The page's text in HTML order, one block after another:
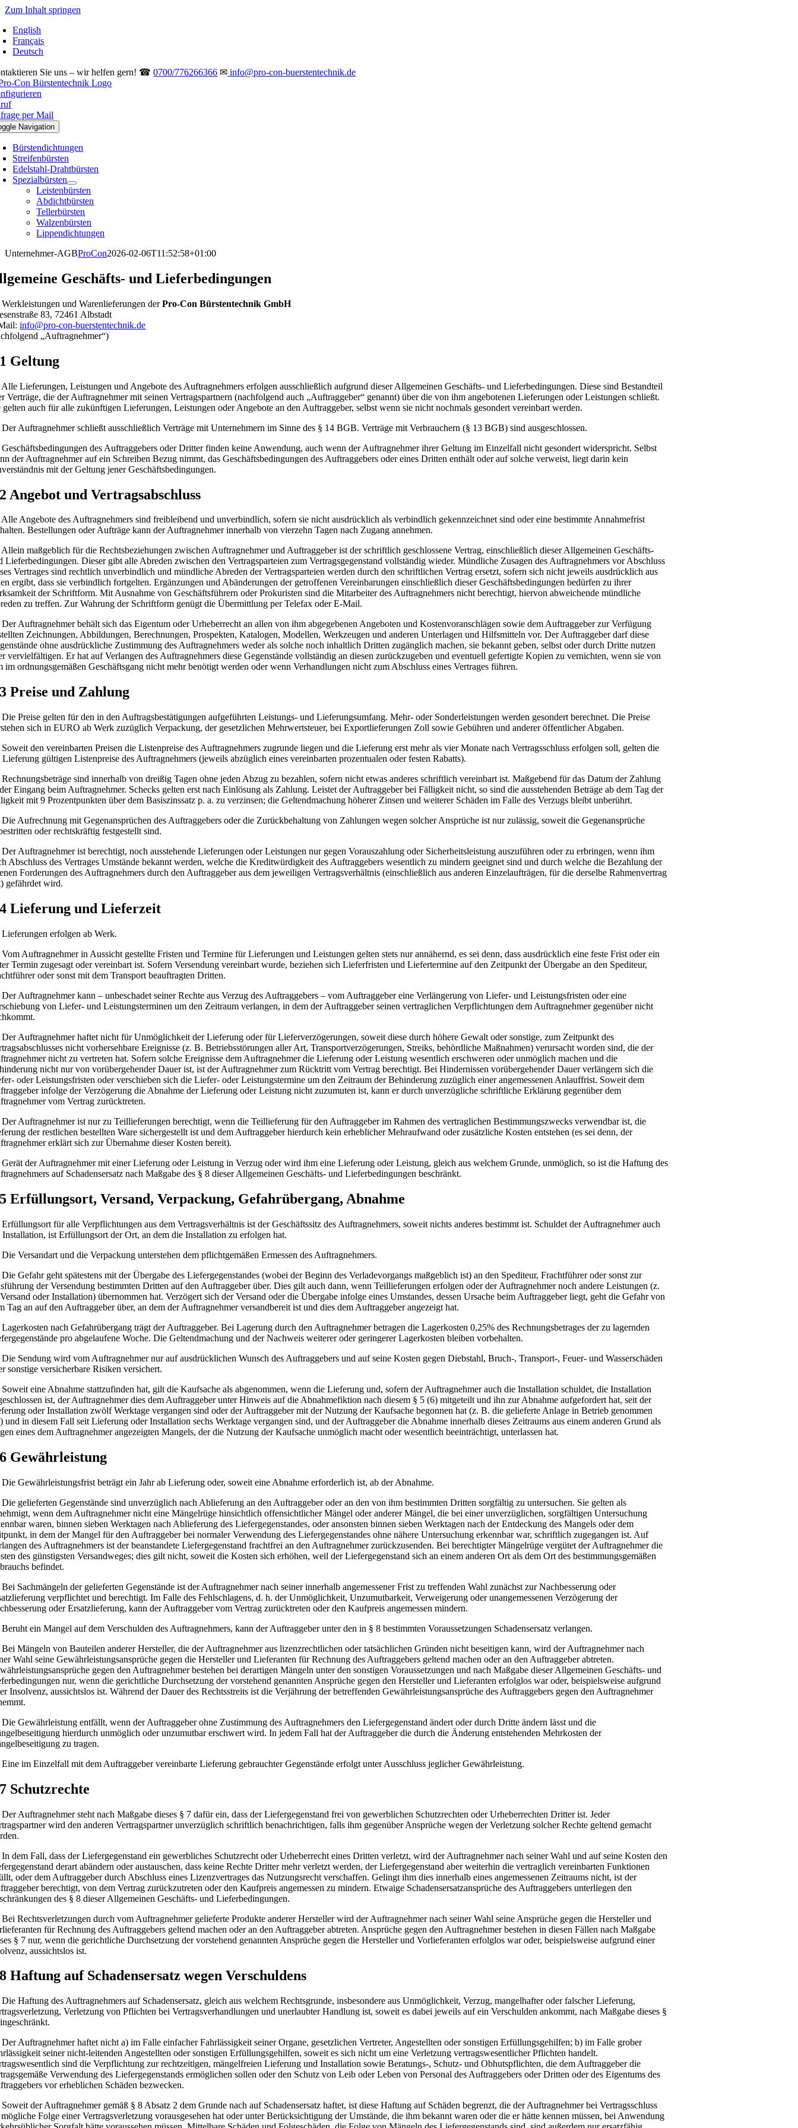
Zum Inhalt springen
English
Français
Deutsch
Sie uns – wir helfen gern! ☎0700/776266366 ✉ info@pro-con-buerstentechnik.de
per Mail
Navigation
Bürstendichtungen
Streifenbürsten
Edelstahl-Drahtbürsten
Spezialbürsten
Leistenbürsten
Abdichtbürsten
Tellerbürsten
Walzenbürsten
Lippendichtungen
Unternehmer-AGBProCon2026-02-06T11:52:58+01:00
Geschäfts- und Lieferbedingungen
und Warenlieferungen derPro-Con Bürstentechnik GmbH
83, 72461 Albstadt
info@pro-con-buerstentechnik.de
„Auftragnehmer“)
Geltung
Alle Lieferungen, Leistungen und Angebote des Auftragnehmers erfolgen ausschließlich aufgrund dieser Allgemeinen Geschäfts- und Lieferbedingungen. Diese sind Bestandteil
Verträge, die der Auftragnehmer mit seinen Vertragspartnern (nachfolgend auch „Auftraggeber“ genannt) über die von ihm angebotenen Lieferungen oder Leistungen schließt.
gelten auch für alle zukünftigen Lieferungen, Leistungen oder Angebote an den Auftraggeber, selbst wenn sie nicht nochmals gesondert vereinbart werden.
Der Auftragnehmer schließt ausschließlich Verträge mit Unternehmern im Sinne des § 14 BGB. Verträge mit Verbrauchern (§ 13 BGB) sind ausgeschlossen.
Geschäftsbedingungen des Auftraggebers oder Dritter finden keine Anwendung, auch wenn der Auftragnehmer ihrer Geltung im Einzelfall nicht gesondert widerspricht. Selbst
der Auftragnehmer auf ein Schreiben Bezug nimmt, das Geschäftsbedingungen des Auftraggebers oder eines Dritten enthält oder auf solche verweist, liegt darin kein
mit der Geltung jener Geschäftsbedingungen.
Angebot und Vertragsabschluss
Alle Angebote des Auftragnehmers sind freibleibend und unverbindlich, sofern sie nicht ausdrücklich als verbindlich gekennzeichnet sind oder eine bestimmte Annahmefrist
Bestellungen oder Aufträge kann der Auftragnehmer innerhalb von vierzehn Tagen nach Zugang annehmen.
Allein maßgeblich für die Rechtsbeziehungen zwischen Auftragnehmer und Auftraggeber ist der schriftlich geschlossene Vertrag, einschließlich dieser Allgemeinen Geschäfts-
Lieferbedingungen. Dieser gibt alle Abreden zwischen den Vertragsparteien zum Vertragsgegenstand vollständig wieder. Mündliche Zusagen des Auftragnehmers vor Abschluss
Vertrages sind rechtlich unverbindlich und mündliche Abreden der Vertragsparteien werden durch den schriftlichen Vertrag ersetzt, sofern sich nicht jeweils ausdrücklich aus
ergibt, dass sie verbindlich fortgelten. Ergänzungen und Abänderungen der getroffenen Vereinbarungen einschließlich dieser Geschäftsbedingungen bedürfen zu ihrer
der Schriftform. Mit Ausnahme von Geschäftsführern oder Prokuristen sind die Mitarbeiter des Auftragnehmers nicht berechtigt, hiervon abweichende mündliche
zu treffen. Zur Wahrung der Schriftform genügt die Übermittlung per Telefax oder E-Mail.
Der Auftragnehmer behält sich das Eigentum oder Urheberrecht an allen von ihm abgegebenen Angeboten und Kostenvoranschlägen sowie dem Auftraggeber zur Verfügung
Zeichnungen, Abbildungen, Berechnungen, Prospekten, Katalogen, Modellen, Werkzeugen und anderen Unterlagen und Hilfsmitteln vor. Der Auftraggeber darf diese
ohne ausdrückliche Zustimmung des Auftragnehmers weder als solche noch inhaltlich Dritten zugänglich machen, sie bekannt geben, selbst oder durch Dritte nutzen
vervielfältigen. Er hat auf Verlangen des Auftragnehmers diese Gegenstände vollständig an diesen zurückzugeben und eventuell gefertigte Kopien zu vernichten, wenn sie von
im ordnungsgemäßen Geschäftsgang nicht mehr benötigt werden oder wenn Verhandlungen nicht zum Abschluss eines Vertrages führen.
Preise und Zahlung
Die Preise gelten für den in den Auftragsbestätigungen aufgeführten Leistungs- und Lieferungsumfang. Mehr- oder Sonderleistungen werden gesondert berechnet. Die Preise
sich in EURO ab Werk zuzüglich Verpackung, der gesetzlichen Mehrwertsteuer, bei Exportlieferungen Zoll sowie Gebühren und anderer öffentlicher Abgaben.
Soweit den vereinbarten Preisen die Listenpreise des Auftragnehmers zugrunde liegen und die Lieferung erst mehr als vier Monate nach Vertragsschluss erfolgen soll, gelten die
Lieferung gültigen Listenpreise des Auftragnehmers (jeweils abzüglich eines vereinbarten prozentualen oder festen Rabatts).
Rechnungsbeträge sind innerhalb von dreißig Tagen ohne jeden Abzug zu bezahlen, sofern nicht etwas anderes schriftlich vereinbart ist. Maßgebend für das Datum der Zahlung
Eingang beim Auftragnehmer. Schecks gelten erst nach Einlösung als Zahlung. Leistet der Auftraggeber bei Fälligkeit nicht, so sind die ausstehenden Beträge ab dem Tag der
mit 9 Prozentpunkten über dem Basiszinssatz p. a. zu verzinsen; die Geltendmachung höherer Zinsen und weiterer Schäden im Falle des Verzugs bleibt unberührt.
Die Aufrechnung mit Gegenansprüchen des Auftraggebers oder die Zurückbehaltung von Zahlungen wegen solcher Ansprüche ist nur zulässig, soweit die Gegenansprüche
oder rechtskräftig festgestellt sind.
Der Auftragnehmer ist berechtigt, noch ausstehende Lieferungen oder Leistungen nur gegen Vorauszahlung oder Sicherheitsleistung auszuführen oder zu erbringen, wenn ihm
Abschluss des Vertrages Umstände bekannt werden, welche die Kreditwürdigkeit des Auftraggebers wesentlich zu mindern geeignet sind und durch welche die Bezahlung der
Forderungen des Auftragnehmers durch den Auftraggeber aus dem jeweiligen Vertragsverhältnis (einschließlich aus anderen Einzelaufträgen, für die derselbe Rahmenvertrag
gefährdet wird.
Lieferung und Lieferzeit
Lieferungen erfolgen ab Werk.
Vom Auftragnehmer in Aussicht gestellte Fristen und Termine für Lieferungen und Leistungen gelten stets nur annähernd, es sei denn, dass ausdrücklich eine feste Frist oder ein
Termin zugesagt oder vereinbart ist. Sofern Versendung vereinbart wurde, beziehen sich Lieferfristen und Liefertermine auf den Zeitpunkt der Übergabe an den Spediteur,
oder sonst mit dem Transport beauftragten Dritten.
Der Auftragnehmer kann – unbeschadet seiner Rechte aus Verzug des Auftraggebers – vom Auftraggeber eine Verlängerung von Liefer- und Leistungsfristen oder eine
von Liefer- und Leistungsterminen um den Zeitraum verlangen, in dem der Auftraggeber seinen vertraglichen Verpflichtungen dem Auftragnehmer gegenüber nicht
Der Auftragnehmer haftet nicht für Unmöglichkeit der Lieferung oder für Lieferverzögerungen, soweit diese durch höhere Gewalt oder sonstige, zum Zeitpunkt des
nicht vorhersehbare Ereignisse (z. B. Betriebsstörungen aller Art, Transportverzögerungen, Streiks, behördliche Maßnahmen) verursacht worden sind, die der
nicht zu vertreten hat. Sofern solche Ereignisse dem Auftragnehmer die Lieferung oder Leistung wesentlich erschweren oder unmöglich machen und die
nicht nur von vorübergehender Dauer ist, ist der Auftragnehmer zum Rücktritt vom Vertrag berechtigt. Bei Hindernissen vorübergehender Dauer verlängern sich die
oder Leistungsfristen oder verschieben sich die Liefer- oder Leistungstermine um den Zeitraum der Behinderung zuzüglich einer angemessenen Anlauffrist. Soweit dem
infolge der Verzögerung die Abnahme der Lieferung oder Leistung nicht zuzumuten ist, kann er durch unverzügliche schriftliche Erklärung gegenüber dem
vom Vertrag zurücktreten.
Der Auftragnehmer ist nur zu Teillieferungen berechtigt, wenn die Teillieferung für den Auftraggeber im Rahmen des vertraglichen Bestimmungszwecks verwendbar ist, die
der restlichen bestellten Ware sichergestellt ist und dem Auftraggeber hierdurch kein erheblicher Mehraufwand oder zusätzliche Kosten entstehen (es sei denn, der
erklärt sich zur Übernahme dieser Kosten bereit).
Gerät der Auftragnehmer mit einer Lieferung oder Leistung in Verzug oder wird ihm eine Lieferung oder Leistung, gleich aus welchem Grunde, unmöglich, so ist die Haftung des
auf Schadensersatz nach Maßgabe des § 8 dieser Allgemeinen Geschäfts- und Lieferbedingungen beschränkt.
Erfüllungsort, Versand, Verpackung, Gefahrübergang, Abnahme
Erfüllungsort für alle Verpflichtungen aus dem Vertragsverhältnis ist der Geschäftssitz des Auftragnehmers, soweit nichts anderes bestimmt ist. Schuldet der Auftragnehmer auch
Installation, ist Erfüllungsort der Ort, an dem die Installation zu erfolgen hat.
Die Versandart und die Verpackung unterstehen dem pflichtgemäßen Ermessen des Auftragnehmers.
Die Gefahr geht spätestens mit der Übergabe des Liefergegenstandes (wobei der Beginn des Verladevorgangs maßgeblich ist) an den Spediteur, Frachtführer oder sonst zur
der Versendung bestimmten Dritten auf den Auftraggeber über. Dies gilt auch dann, wenn Teillieferungen erfolgen oder der Auftragnehmer noch andere Leistungen (z.
oder Installation) übernommen hat. Verzögert sich der Versand oder die Übergabe infolge eines Umstandes, dessen Ursache beim Auftraggeber liegt, geht die Gefahr von
Tag an auf den Auftraggeber über, an dem der Auftragnehmer versandbereit ist und dies dem Auftraggeber angezeigt hat.
Lagerkosten nach Gefahrübergang trägt der Auftraggeber. Bei Lagerung durch den Auftragnehmer betragen die Lagerkosten 0,25% des Rechnungsbetrages der zu lagernden
pro abgelaufene Woche. Die Geltendmachung und der Nachweis weiterer oder geringerer Lagerkosten bleiben vorbehalten.
Die Sendung wird vom Auftragnehmer nur auf ausdrücklichen Wunsch des Auftraggebers und auf seine Kosten gegen Diebstahl, Bruch-, Transport-, Feuer- und Wasserschäden
sonstige versicherbare Risiken versichert.
Soweit eine Abnahme stattzufinden hat, gilt die Kaufsache als abgenommen, wenn die Lieferung und, sofern der Auftragnehmer auch die Installation schuldet, die Installation
ist, der Auftragnehmer dies dem Auftraggeber unter Hinweis auf die Abnahmefiktion nach diesem § 5 (6) mitgeteilt und ihn zur Abnahme aufgefordert hat, seit der
oder Installation zwölf Werktage vergangen sind oder der Auftraggeber mit der Nutzung der Kaufsache begonnen hat (z. B. die gelieferte Anlage in Betrieb genommen
und in diesem Fall seit Lieferung oder Installation sechs Werktage vergangen sind, und der Auftraggeber die Abnahme innerhalb dieses Zeitraums aus einem anderen Grund als
eines dem Auftragnehmer angezeigten Mangels, der die Nutzung der Kaufsache unmöglich macht oder wesentlich beeinträchtigt, unterlassen hat.
Gewährleistung
Die Gewährleistungsfrist beträgt ein Jahr ab Lieferung oder, soweit eine Abnahme erforderlich ist, ab der Abnahme.
Die gelieferten Gegenstände sind unverzüglich nach Ablieferung an den Auftraggeber oder an den von ihm bestimmten Dritten sorgfältig zu untersuchen. Sie gelten als
wenn dem Auftragnehmer nicht eine Mängelrüge hinsichtlich offensichtlicher Mängel oder anderer Mängel, die bei einer unverzüglichen, sorgfältigen Untersuchung
waren, binnen sieben Werktagen nach Ablieferung des Liefergegenstandes, oder ansonsten binnen sieben Werktagen nach der Entdeckung des Mangels oder dem
in dem der Mangel für den Auftraggeber bei normaler Verwendung des Liefergegenstandes ohne nähere Untersuchung erkennbar war, schriftlich zugegangen ist. Auf
des Auftragnehmers ist der beanstandete Liefergegenstand frachtfrei an den Auftragnehmer zurückzusenden. Bei berechtigter Mängelrüge vergütet der Auftragnehmer die
des günstigsten Versandweges; dies gilt nicht, soweit die Kosten sich erhöhen, weil der Liefergegenstand sich an einem anderen Ort als dem Ort des bestimmungsgemäßen
befindet.
Bei Sachmängeln der gelieferten Gegenstände ist der Auftragnehmer nach seiner innerhalb angemessener Frist zu treffenden Wahl zunächst zur Nachbesserung oder
verpflichtet und berechtigt. Im Falle des Fehlschlagens, d. h. der Unmöglichkeit, Unzumutbarkeit, Verweigerung oder unangemessenen Verzögerung der
oder Ersatzlieferung, kann der Auftraggeber vom Vertrag zurücktreten oder den Kaufpreis angemessen mindern.
Beruht ein Mangel auf dem Verschulden des Auftragnehmers, kann der Auftraggeber unter den in § 8 bestimmten Voraussetzungen Schadensersatz verlangen.
Bei Mängeln von Bauteilen anderer Hersteller, die der Auftragnehmer aus lizenzrechtlichen oder tatsächlichen Gründen nicht beseitigen kann, wird der Auftragnehmer nach
Wahl seine Gewährleistungsansprüche gegen die Hersteller und Lieferanten für Rechnung des Auftraggebers geltend machen oder an den Auftraggeber abtreten.
gegen den Auftragnehmer bestehen bei derartigen Mängeln unter den sonstigen Voraussetzungen und nach Maßgabe dieser Allgemeinen Geschäfts- und
nur, wenn die gerichtliche Durchsetzung der vorstehend genannten Ansprüche gegen den Hersteller und Lieferanten erfolglos war oder, beispielsweise aufgrund
Insolvenz, aussichtslos ist. Während der Dauer des Rechtsstreits ist die Verjährung der betreffenden Gewährleistungsansprüche des Auftraggebers gegen den Auftragnehmer
Die Gewährleistung entfällt, wenn der Auftraggeber ohne Zustimmung des Auftragnehmers den Liefergegenstand ändert oder durch Dritte ändern lässt und die
hierdurch unmöglich oder unzumutbar erschwert wird. In jedem Fall hat der Auftraggeber die durch die Änderung entstehenden Mehrkosten der
zu tragen.
Eine im Einzelfall mit dem Auftraggeber vereinbarte Lieferung gebrauchter Gegenstände erfolgt unter Ausschluss jeglicher Gewährleistung.
Schutzrechte
Der Auftragnehmer steht nach Maßgabe dieses § 7 dafür ein, dass der Liefergegenstand frei von gewerblichen Schutzrechten oder Urheberrechten Dritter ist. Jeder
wird den anderen Vertragspartner unverzüglich schriftlich benachrichtigen, falls ihm gegenüber Ansprüche wegen der Verletzung solcher Rechte geltend gemacht
In dem Fall, dass der Liefergegenstand ein gewerbliches Schutzrecht oder Urheberrecht eines Dritten verletzt, wird der Auftragnehmer nach seiner Wahl und auf seine Kosten den
derart abändern oder austauschen, dass keine Rechte Dritter mehr verletzt werden, der Liefergegenstand aber weiterhin die vertraglich vereinbarten Funktionen
oder dem Auftraggeber durch Abschluss eines Lizenzvertrages das Nutzungsrecht verschaffen. Gelingt ihm dies innerhalb eines angemessenen Zeitraums nicht, ist der
berechtigt, von dem Vertrag zurückzutreten oder den Kaufpreis angemessen zu mindern. Etwaige Schadensersatzansprüche des Auftraggebers unterliegen den
des § 8 dieser Allgemeinen Geschäfts- und Lieferbedingungen.
Bei Rechtsverletzungen durch vom Auftragnehmer gelieferte Produkte anderer Hersteller wird der Auftragnehmer nach seiner Wahl seine Ansprüche gegen die Hersteller und
für Rechnung des Auftraggebers geltend machen oder an den Auftraggeber abtreten. Ansprüche gegen den Auftragnehmer bestehen in diesen Fällen nach Maßgabe
§ 7 nur, wenn die gerichtliche Durchsetzung der vorstehend genannten Ansprüche gegen die Hersteller und Vorlieferanten erfolglos war oder, beispielsweise aufgrund einer
aussichtslos ist.
Haftung auf Schadensersatz wegen Verschuldens
Die Haftung des Auftragnehmers auf Schadensersatz, gleich aus welchem Rechtsgrunde, insbesondere aus Unmöglichkeit, Verzug, mangelhafter oder falscher Lieferung,
Verletzung von Pflichten bei Vertragsverhandlungen und unerlaubter Handlung ist, soweit es dabei jeweils auf ein Verschulden ankommt, nach Maßgabe dieses §
Der Auftragnehmer haftet nicht a) im Falle einfacher Fahrlässigkeit seiner Organe, gesetzlichen Vertreter, Angestellten oder sonstigen Erfüllungsgehilfen; b) im Falle grober
seiner nicht-leitenden Angestellten oder sonstigen Erfüllungsgehilfen, soweit es sich nicht um eine Verletzung vertragswesentlicher Pflichten handelt.
sind die Verpflichtung zur rechtzeitigen, mängelfreien Lieferung und Installation sowie Beratungs-, Schutz- und Obhutspflichten, die dem Auftraggeber die
Verwendung des Liefergegenstands ermöglichen sollen oder den Schutz von Leib oder Leben von Personal des Auftraggebers oder Dritten oder des Eigentums des
vor erheblichen Schäden bezwecken.
Soweit der Auftragnehmer gemäß § 8 Absatz 2 dem Grunde nach auf Schadensersatz haftet, ist diese Haftung auf Schäden begrenzt, die der Auftragnehmer bei Vertragsschluss
mögliche Folge einer Vertragsverletzung vorausgesehen hat oder unter Berücksichtigung der Umstände, die ihm bekannt waren oder die er hätte kennen müssen, bei Anwendung